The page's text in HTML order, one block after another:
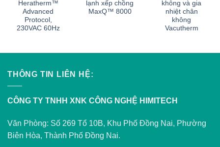
Heratherm™
Advanced
Protocol,
230VAC 60Hz
lạnh xếp chồng
MaxQ™ 8000
không và gia
nhiệt chân
không
Vacutherm
THÔNG TIN LIÊN HỆ:
CÔNG TY TNHH XNK CÔNG NGHỆ HIMITECH
Văn Phòng: Số 269 Tổ 10B, Khu Phố Đồng Nai, Phường
Biên Hòa, Thành Phố Đồng Nai.